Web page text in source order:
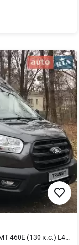
(130 к.с.) L4H3 RWD